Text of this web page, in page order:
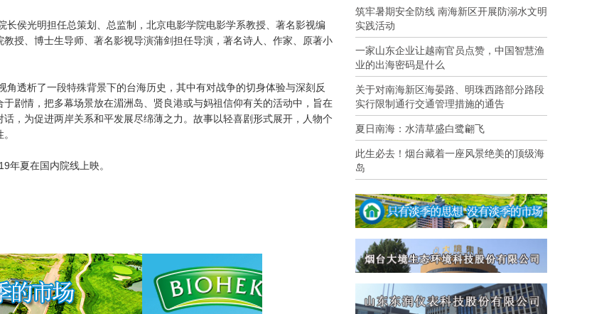
光明担任总策划、总监制，北京电影学院电影学系教授、著名影视编
授、博士生导师、著名影视导演蒲剑担任导演，著名诗人、作家、原著小
析了一段特殊背景下的台海历史，其中有对战争的切身体验与深刻反
剧情，把多幕场景放在湄洲岛、贤良港或与妈祖信仰有关的活动中，旨在
，为促进两岸关系和平发展尽绵薄之力。故事以轻喜剧形式展开，人物个
夏在国内院线上映。
筑牢暑期安全防线 南海新区开展防溺水文明
实践活动
一家山东企业让越南官员点赞，中国智慧渔
业的出海密码是什么
关于对南海新区海晏路、明珠西路部分路段
实行限制通行交通管理措施的通告
夏日南海：水清草盛白鹭翩飞
此生必去！烟台藏着一座风景绝美的顶级海
岛